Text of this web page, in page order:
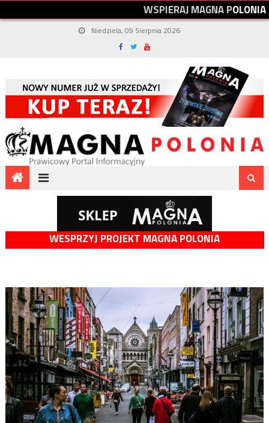
WSPIERAJMAGNAPOLONIA
Niedziela, 09 Sierpnia 2026
WESPRZYJ PROJEKT MAGNA POLONIA